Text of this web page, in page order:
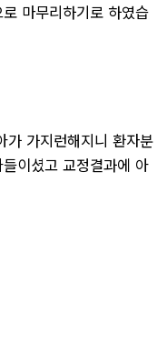
마무리하기로 하였습
가 가지런해지니 환자분
이셨고 교정결과에 아